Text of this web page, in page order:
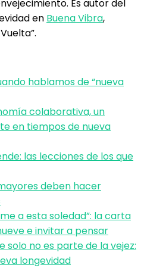
Es autor del
en Buena Vibra,
hablamos de “nueva
colaborativa, un
en tiempos de nueva
las lecciones de los que
deben hacer
a esta soledad”: la carta
e invitar a pensar
solo no es parte de la vejez:
longevidad